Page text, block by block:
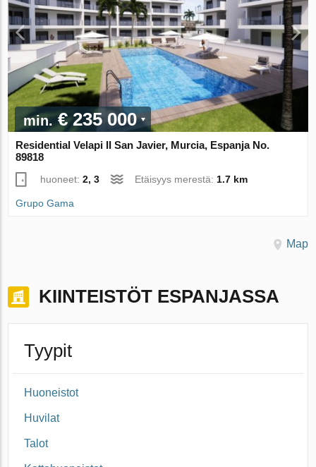
min.€ 235 000
Residential Velapi II San Javier, Murcia, Espanja No.
89818
huoneet:2, 3 Etäisyys merestä: 1.7 km
Grupo Gama
Map
KIINTEISTÖT ESPANJASSA
Tyypit
Huoneistot
Huvilat
Talot